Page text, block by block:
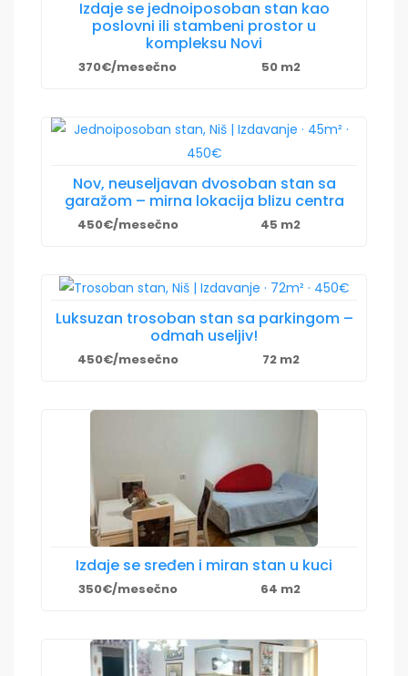
Izdaje se jednoiposoban stan kao
poslovni ili stambeni prostor u
kompleksu Novi
370€/mesečno 50 m2
Nov, neuseljavan dvosoban stan sa
garažom – mirna lokacija blizu centra
450€/mesečno 45 m2
Luksuzan trosoban stan sa parkingom –
odmah useljiv!
450€/mesečno 72 m2
Izdaje se sređen i miran stan u kuci
350€/mesečno 64 m2